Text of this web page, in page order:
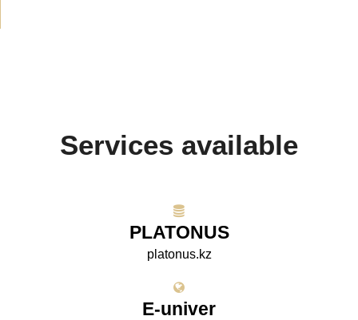
Services available
PLATONUS
platonus.kz
E-univer